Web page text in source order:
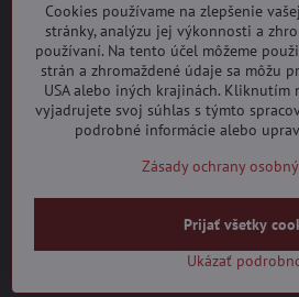
010 08 Žilina
eshop​@vulcano​.sk
0904 19 09 19
Cookies používame na zlepšenie
stránky, analýzu jej výkonnosti a
používaní. Na tento účel môžeme
strán a zhromaždené údaje sa môžu
USA alebo iných krajinách. Kliknutím
vyjadrujete svoj súhlas s týmto
podrobné informácie alebo
Zásady ochrany
Ukázať
Prijať všetky